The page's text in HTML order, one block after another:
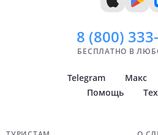
8 (800)
БЕСПЛАТНО В
Telegram Макс
Помощь